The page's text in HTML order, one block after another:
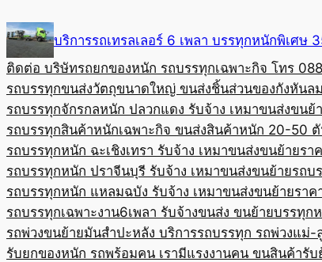
to
content
บริการรถเทรลเลอร์ 6 เพลา บรรทุกหนักพิเ
ติดต่อ บริษัทรถยกของหนัก รถบรรทุกเฉพาะกิจ โทร
รถบรรทุกขนส่งวัตถุขนาดใหญ่ ขนส่งชิ้นส่วนของกังหัน
รถบรรทุกจักรกลหนัก ปลวกแดง รับจ้าง เหมาขนส่งขนย้
รถบรรทุกสินค้าหนักเฉพาะกิจ ขนส่งสินค้าหนัก 20-50
รถบรรทุกหนัก ฉะเชิงเทรา รับจ้าง เหมาขนส่งขนย้ายรา
รถบรรทุกหนัก ปราจีนบุรี รับจ้าง เหมาขนส่งขนย้ายรถบ
รถบรรทุกหนัก แหลมฉบัง รับจ้าง เหมาขนส่งขนย้ายราค
รถบรรทุกเฉพาะงาน6เพลา รับจ้างขนส่ง ขนย้ายบรรทุก
รถพ่วงขนย้ายมันสำปะหลัง บริการรถบรรทุก รถพ่วงแม่
รับยกของหนัก รถพร้อมคน เรามีแรงงานคน ขนสินค้ารับ